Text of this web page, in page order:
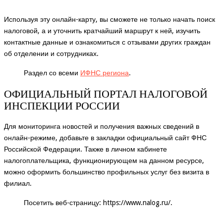
Используя эту онлайн-карту, вы сможете не только начать поиск
налоговой, а и уточнить кратчайший маршрут к ней, изучить
контактные данные и ознакомиться с отзывами других граждан
об отделении и сотрудниках.
Раздел со всеми ИФНС региона.
ОФИЦИАЛЬНЫЙ ПОРТАЛ НАЛОГОВОЙ
ИНСПЕКЦИИ РОССИИ
Для мониторинга новостей и получения важных сведений в
онлайн-режиме, добавьте в закладки официальный сайт ФНС
Российской Федерации. Также в личном кабинете
налогоплательщика, функционирующем на данном ресурсе,
можно оформить большинство профильных услуг без визита в
филиал.
Посетить веб-страницу: https://www.nalog.ru/.